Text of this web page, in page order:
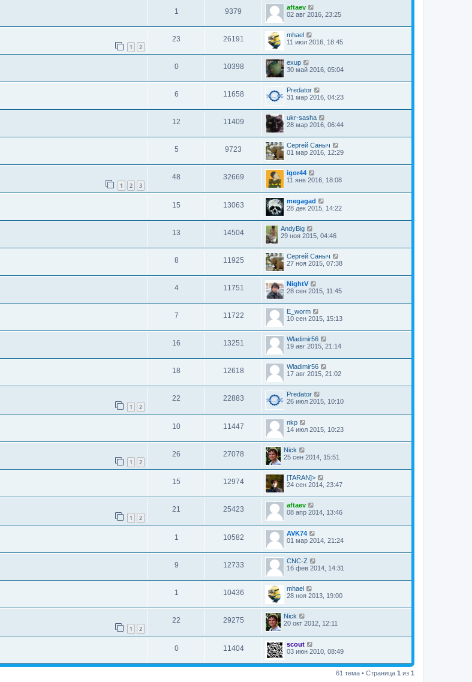
1 9379
aftaev
02 авг 2016, 23:25
1 2
23 26191
mhael
11 июл 2016, 18:45
0 10398
exup
30 май 2016, 05:04
6 11658
Predator
31 мар 2016, 04:23
12 11409
ukr-sasha
28 мар 2016, 06:44
5 9723
Сергей Саныч
01 мар 2016, 12:29
1 2 3
48 32669
igor44
11 янв 2016, 18:08
15 13063
megagad
28 дек 2015, 14:22
13 14504
AndyBig
29 ноя 2015, 04:46
8 11925
Сергей Саныч
27 ноя 2015, 07:38
4 11751
NightV
28 сен 2015, 11:45
7 11722
E_worm
10 сен 2015, 15:13
16 13251
Wladimir56
19 авг 2015, 21:14
18 12618
Wladimir56
17 авг 2015, 21:02
1 2
22 22883
Predator
26 июл 2015, 10:10
10 11447
nkp
14 июл 2015, 10:23
1 2
26 27078
Nick
25 сен 2014, 15:51
15 12974
[TARAN]>
24 сен 2014, 23:47
1 2
21 25423
aftaev
08 апр 2014, 13:46
1 10582
AVK74
01 мар 2014, 21:24
9 12733
CNC-Z
16 фев 2014, 14:31
1 10436
mhael
28 ноя 2013, 19:00
1 2
22 29275
Nick
20 окт 2012, 12:11
0 11404
scout
03 июн 2010, 08:49
61 тема • Страница 1 из 1